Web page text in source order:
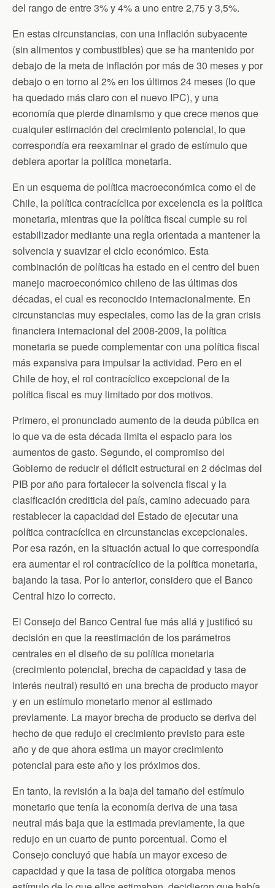
del rango de entre 3% y 4% a uno entre 2,75 y 3,5%.
En estas circunstancias, con una inflación subyacente
(sin alimentos y combustibles) que se ha mantenido por
debajo de la meta de inflación por más de 30 meses y por
debajo o en torno al 2% en los últimos 24 meses (lo que
ha quedado más claro con el nuevo IPC), y una
economía que pierde dinamismo y que crece menos que
cualquier estimación del crecimiento potencial, lo que
correspondía era reexaminar el grado de estímulo que
debiera aportar la política monetaria.
En un esquema de política macroeconómica como el de
Chile, la política contracíclica por excelencia es la política
monetaria, mientras que la política fiscal cumple su rol
estabilizador mediante una regla orientada a mantener la
solvencia y suavizar el ciclo económico. Esta
combinación de políticas ha estado en el centro del buen
manejo macroeconómico chileno de las últimas dos
décadas, el cual es reconocido internacionalmente. En
circunstancias muy especiales, como las de la gran crisis
financiera internacional del 2008-2009, la política
monetaria se puede complementar con una política fiscal
más expansiva para impulsar la actividad. Pero en el
Chile de hoy, el rol contracíclico excepcional de la
política fiscal es muy limitado por dos motivos.
Primero, el pronunciado aumento de la deuda pública en
lo que va de esta década limita el espacio para los
aumentos de gasto. Segundo, el compromiso del
Gobierno de reducir el déficit estructural en 2 décimas del
PIB por año para fortalecer la solvencia fiscal y la
clasificación crediticia del país, camino adecuado para
restablecer la capacidad del Estado de ejecutar una
política contracíclica en circunstancias excepcionales.
Por esa razón, en la situación actual lo que correspondía
era aumentar el rol contracíclico de la política monetaria,
bajando la tasa. Por lo anterior, considero que el Banco
Central hizo lo correcto.
El Consejo del Banco Central fue más allá y justificó su
decisión en que la reestimación de los parámetros
centrales en el diseño de su política monetaria
(crecimiento potencial, brecha de capacidad y tasa de
interés neutral) resultó en una brecha de producto mayor
y en un estímulo monetario menor al estimado
previamente. La mayor brecha de producto se deriva del
hecho de que redujo el crecimiento previsto para este
año y de que ahora estima un mayor crecimiento
potencial para este año y los próximos dos.
En tanto, la revisión a la baja del tamaño del estímulo
monetario que tenía la economía deriva de una tasa
neutral más baja que la estimada previamente, la que
redujo en un cuarto de punto porcentual. Como el
Consejo concluyó que había un mayor exceso de
capacidad y que la tasa de política otorgaba menos